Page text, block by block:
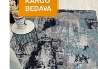
BEDAVA